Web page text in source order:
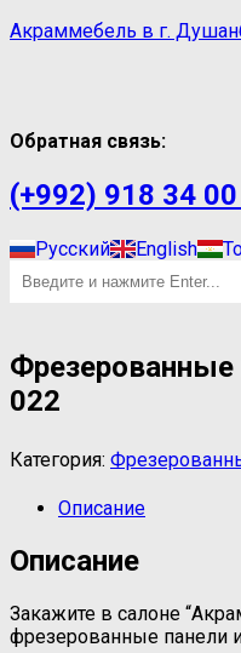
Акраммебель в г.
Обратная связь:
(+992) 918 34
Русский English
022
Категория:
Описание
Описание
Закажите в салоне
фрезерованные панели